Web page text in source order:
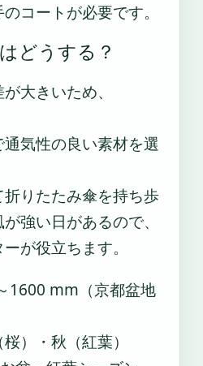
コートが必要です。
どうする？
大きいため、
気性の良い素材を選
りたたみ傘を持ち歩
強い日があるので、
が役立ちます。
1600 mm（京都盆地
）・秋（紅葉）